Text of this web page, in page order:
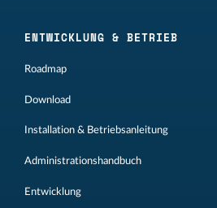
ENTWICKLUNG & BETRIEB
Roadmap
Download
Installation & Betriebsanleitung
Administrationshandbuch
Entwicklung